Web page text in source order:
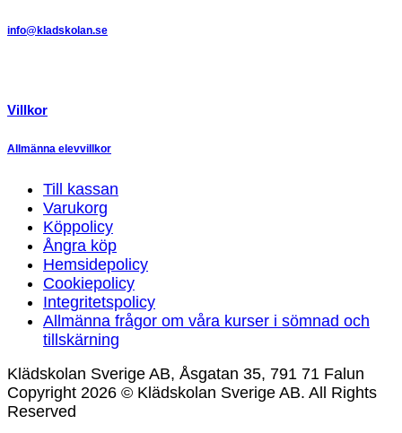
info@kladskolan.se
Villkor
Allmänna elevvillkor
Till kassan
Varukorg
Köppolicy
Ångra köp
Hemsidepolicy
Cookiepolicy
Integritetspolicy
Allmänna frågor om våra kurser i sömnad och
tillskärning
Klädskolan Sverige AB, Åsgatan 35, 791 71 Falun
Copyright 2026 © Klädskolan Sverige AB. All Rights
Reserved